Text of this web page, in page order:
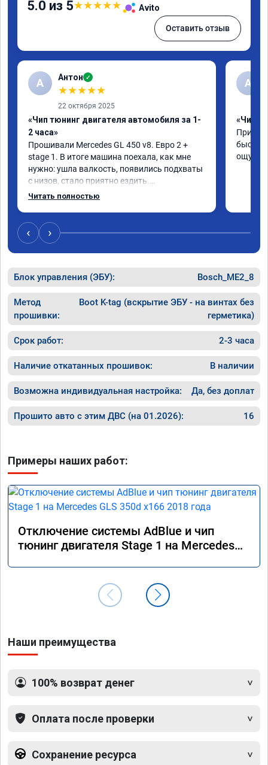
5.0 из 5★★★★★ Avito
Оставить отзыв
А Антон ✓
★★★★★
22 октября 2025
«Чип тюнинг двигателя автомобиля за 1-
2 часа»
Прошивали Mercedes GL 450 v8. Евро 2 +
stage 1. В итоге машина поехала, как мне
нужно: ушла валкость, появились подхваты
с низов, стало приятно ездить.
Одни из лучших трат, в авто! 🔥
Читать полностью
A
«Чип
‹ ›
Блок управления (ЭБУ): Bosch_ME2_8
Метод
прошивки:
Boot K-tag (вскрытие ЭБУ - на винтах без
герметика)
Срок работ: 2-3 часа
Наличие откатанных прошивок: В наличии
Возможна индивидуальная настройка: Да, без доплат
Прошито авто с этим ДВС (на 01.2026): 16
Примеры наших работ:
Отключение системы AdBlue и чип
тюнинг двигателя Stage 1 на Mercedes
Наши преимущества
100% возврат денег
Оплата после проверки
Сохранение ресурса